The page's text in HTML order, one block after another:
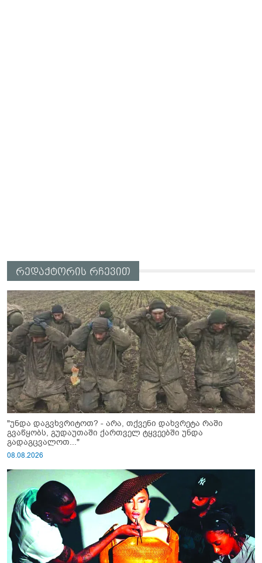
რედაქტორის რჩევით
"უნდა დაგვხვრიტოთ? - არა, თქვენი დახვრეტა რაში
გვაწყობს, გუდაუთაში ქართველ ტყვეებში უნდა
გადაგცვალოთ..."
08.08.2026